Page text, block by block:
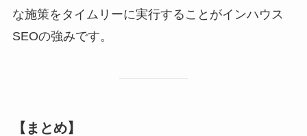
な施策をタイムリーに実行することがインハウス
SEOの強みです。
【まとめ】